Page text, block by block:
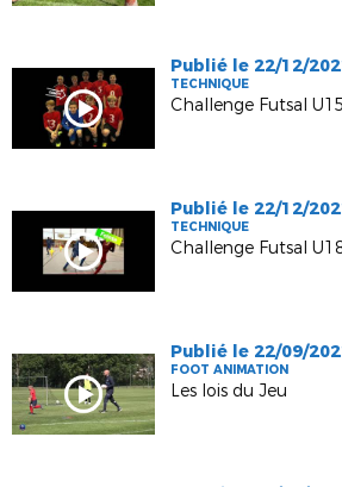
Publié le 22/12/
TECHNIQUE
Challenge Futsal
Publié le 22/12/
TECHNIQUE
Challenge Futsal
Publié le 22/09/
FOOT ANIMATION
Les lois du Jeu